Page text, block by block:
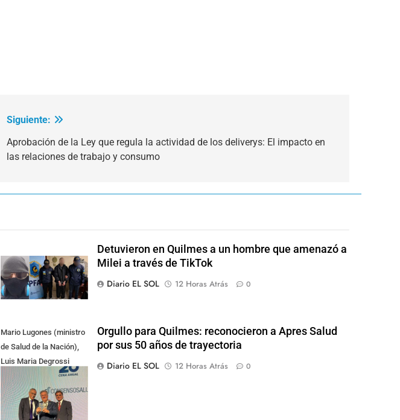
Siguiente:
Aprobación de la Ley que regula la actividad de los deliverys: El impacto en
las relaciones de trabajo y consumo
Detuvieron en Quilmes a un hombre que amenazó a
Milei a través de TikTok
Diario EL SOL
12 Horas Atrás 0
Mario Lugones (ministro
de Salud de la Nación),
Luis Maria Degrossi
(Presidente de Apres
Salud) y Cristian Mazza
(Presidente de ALAMI)
Orgullo para Quilmes: reconocieron a Apres Salud
por sus 50 años de trayectoria
Diario EL SOL
12 Horas Atrás 0